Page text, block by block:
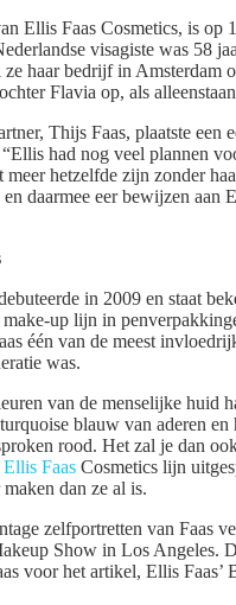
Ellis Faas Cosmetics, is op
visagiste was 58
haar bedrijf in Amsterdam
Flavia op, als
Thijs Faas, plaatste een
had nog veel plannen
hetzelfde zijn zonder
daarmee eer bewijzen aan
in 2009 en staat
up lijn in
één van de meest
was.
van de menselijke huid
blauw van aderen en
rood. Het zal je dan
Ellis Faas Cosmetics lijn
dan ze al is.
zelfportretten van Faas
Show in Los Angeles.
voor het artikel, Ellis Faas’